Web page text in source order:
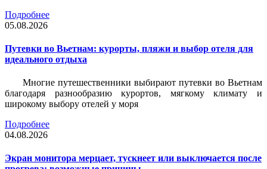
Подробнее
05.08.2026
Путевки во Вьетнам: курорты, пляжи и выбор отеля для
идеального отдыха
Многие путешественники выбирают путевки во Вьетнам
благодаря разнообразию курортов, мягкому климату и
широкому выбору отелей у моря
Подробнее
04.08.2026
Экран монитора мерцает, тускнеет или выключается после